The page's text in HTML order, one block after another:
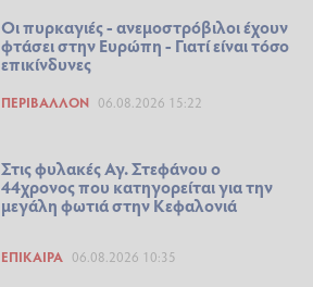
Οι πυρκαγιές - ανεμοστρόβιλοι έχουν
φτάσει στην Ευρώπη - Γιατί είναι τόσο
επικίνδυνες
ΠΕΡΙΒΆΛΛΟΝ 06.08.2026 15:22
Στις φυλακές Αγ. Στεφάνου ο
44χρονος που κατηγορείται για την
μεγάλη φωτιά στην Κεφαλονιά
ΕΠΊΚΑΙΡΑ 06.08.2026 10:35